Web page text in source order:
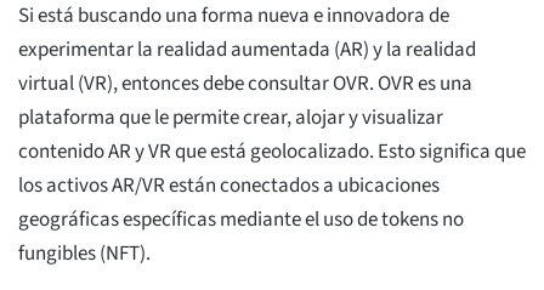
Si está buscando una forma nueva e innovadora de
experimentar la realidad aumentada (AR) y la realidad
virtual (VR), entonces debe consultar OVR. OVR es una
plataforma que le permite crear, alojar y visualizar
contenido AR y VR que está geolocalizado. Esto significa que
los activos AR/VR están conectados a ubicaciones
geográficas específicas mediante el uso de tokens no
fungibles (NFT).